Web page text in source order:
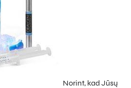
Norint, kad Jūsų